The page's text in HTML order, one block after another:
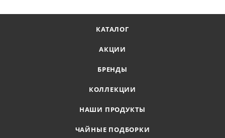
КАТАЛОГ
АКЦИИ
БРЕНДЫ
КОЛЛЕКЦИИ
НАШИ ПРОДУКТЫ
ЧАЙНЫЕ ПОДБОРКИ